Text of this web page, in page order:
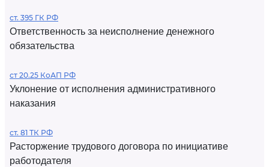
ст. 395 ГК РФ
Ответственность за неисполнение денежного
обязательства
ст 20.25 КоАП РФ
Уклонение от исполнения административного
наказания
ст. 81 ТК РФ
Расторжение трудового договора по инициативе
работодателя